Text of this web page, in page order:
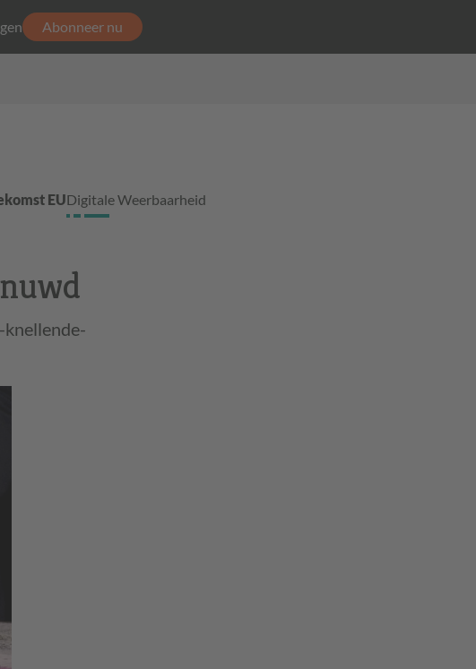
Abonneer nu
EUDigitale Weerbaarheid
knellende-